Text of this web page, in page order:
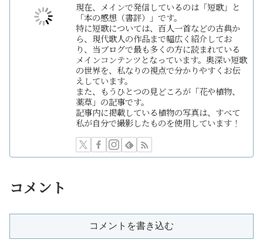
現在、メインで発信しているのは「短歌」と
「本の感想（書評）」です。
特に短歌については、百人一首などの古典か
ら、現代歌人の作品まで幅広く紹介してお
り、当ブログで最も多くの方に読まれている
メインコンテンツとなっています。奥深い短歌
の世界を、私なりの視点で分かりやすくお伝
えしています。
また、もうひとつの見どころが「花や植物、
薬草」の記事です。
記事内に掲載している植物の写真は、すべて
私が自分で撮影したものを使用しています！
コメント
コメントを書き込む